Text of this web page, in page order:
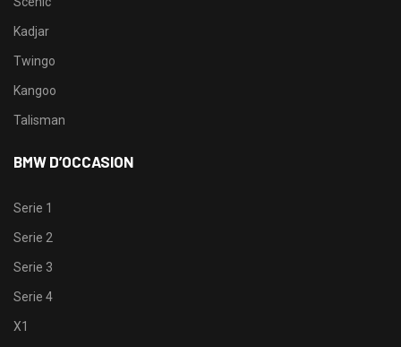
Kadjar
Twingo
Kangoo
Talisman
BMW D’OCCASION
Serie 1
Serie 2
Serie 3
Serie 4
X1